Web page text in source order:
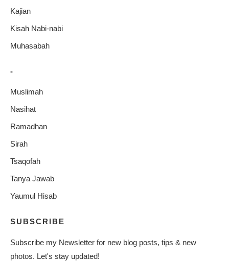
Kajian
Kisah Nabi-nabi
Muhasabah
-
Muslimah
Nasihat
Ramadhan
Sirah
Tsaqofah
Tanya Jawab
Yaumul Hisab
SUBSCRIBE
Subscribe my Newsletter for new blog posts, tips & new
photos. Let's stay updated!